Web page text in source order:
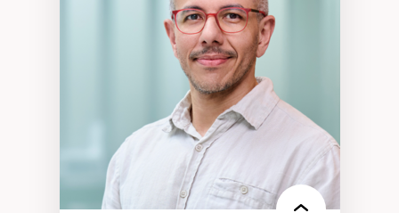
Participation citoyenne
Inégalités sociales santé
Santé de la reproduction
Développement durable